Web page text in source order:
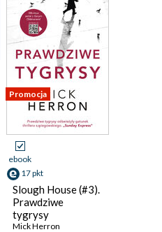
Promocja
ebook
17 pkt
Slough House (#3).
Prawdziwe
tygrysy
Mick Herron